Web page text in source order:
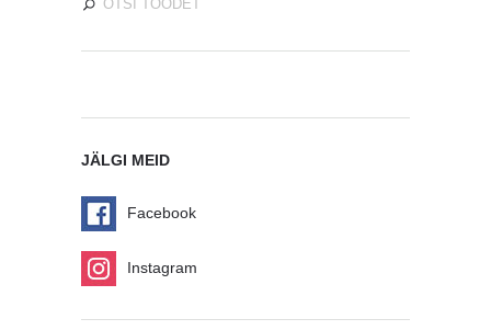
JÄLGI MEID
Facebook
Instagram